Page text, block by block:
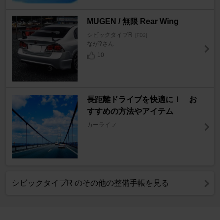
MUGEN / 無限 Rear Wing
シビックタイプR [FD2]
なが?さん
10
長距離ドライブを快適に！ お
すすめの方法やアイテム
カーライフ
シビックタイプR のその他の整備手帳を見る